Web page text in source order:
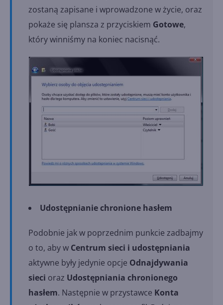
zostaną zapisane i wprowadzone w życie, oraz
pokaże się plansza z przyciskiem Gotowe,
który winniśmy na koniec nacisnąć.
Udostępnianie chronione hasłem
Podobnie jak w poprzednim punkcie zadbajmy
o to, aby w Centrum sieci i udostępniania
aktywne były jedynie opcje Odnajdywania
sieci oraz Udostępniania chronionego
hasłem. Następnie w przystawce Konta